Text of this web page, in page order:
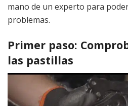
mano de un experto para
problemas.
Primer paso:
las pastillas